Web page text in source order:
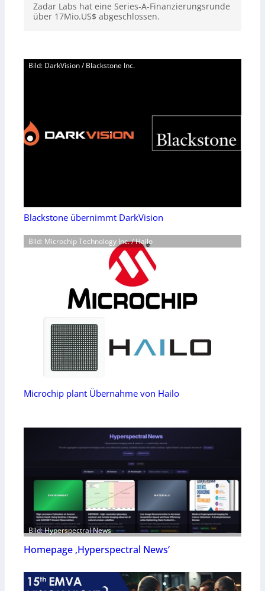
Zadar Labs hat eine Series-A-Finanzierungsrunde
über 17Mio.US$ abgeschlossen.
Bild: DarkVision / Blackstone Inc.
Blackstone übernimmt DarkVision
Bild: Microchip Technology Inc. / Hailo
Microchip plant Übernahme von Hailo
Bild: Hyperspectral News
Homepage ‚Hyperspectral News‘